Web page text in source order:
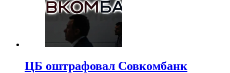
ЦБ оштрафовал Совкомбанк